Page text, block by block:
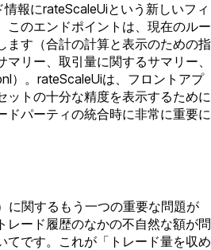
報にrateScaleUiという新しいフィ
このエンドポイントは、現在のルー
ます（合計の計算と表示のための指
リー、取引量に関するサマリー、
）。rateScaleUiは、フロントアプ
ットの十分な精度を表示するために
ドパーティの統合時に非常に重要に
に関するもう一つの重要な問題が
レード履歴のなかの不自然な額が問
てです。これが「トレード量を収め